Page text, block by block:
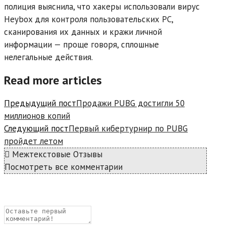
полиция выяснила, что хакеры использовали вирус
Heybox для контроля пользовательских PC,
сканирования их данных и кражи личной
информации — проще говоря, сплошные
нелегальные действия.
Read more articles
Предыдущий постПродажи PUBG достигли 50
миллионов копий
Следующий постПервый кибертурнир по PUBG
пройдет летом
Межтекстовые Отзывы
Посмотреть все комментарии